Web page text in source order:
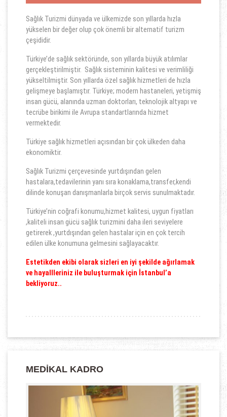
Sağlık Turizmi dünyada ve ülkemizde son yıllarda hızla
yükselen bir değer olup çok önemli bir alternatif turizm
çeşididir.
Türkiye’de sağlık sektöründe, son yıllarda büyük atılımlar
gerçekleştirilmiştir. Sağlık sisteminin kalitesi ve verimliliği
yükseltilmiştir. Son yıllarda özel sağlık hizmetleri de hızla
gelişmeye başlamıştır. Türkiye; modern hastaneleri, yetişmiş
insan gücü, alanında uzman doktorları, teknolojik altyapı ve
tecrübe birikimi ile Avrupa standartlarında hizmet
vermektedir.
Türkiye sağlık hizmetleri açısından bir çok ülkeden daha
ekonomiktir.
Sağlık Turizmi çerçevesinde yurtdışından gelen
hastalara,tedavilerinin yanı sıra konaklama,transfer,kendi
dilinde konuşan danışmanlarla birçok servis sunulmaktadır.
Türkiye’nin coğrafi konumu,hizmet kalitesi, uygun fiyatları
,kaliteli insan gücü sağlık turizmini daha ileri seviyelere
getirerek ,yurtdışından gelen hastalar için en çok tercih
edilen ülke konumuna gelmesini sağlayacaktır.
Estetikden ekibi olarak sizleri en iyi şekilde ağırlamak
ve hayallleriniz ile buluşturmak için İstanbul’a
bekliyoruz..
MEDIKAL KADRO